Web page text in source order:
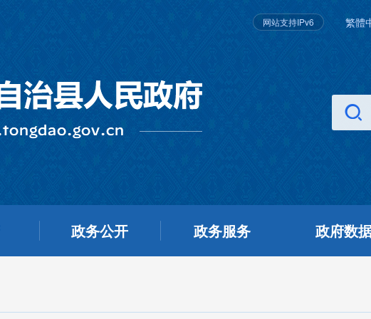
网站支持IPv6 繁體
政务公开 政务服务 政府数